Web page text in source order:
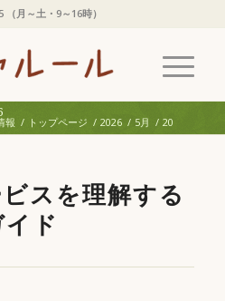
（月～土・9～16時）
報 / トップページ / 2026 / 5月 / 20
スを理解する
ド